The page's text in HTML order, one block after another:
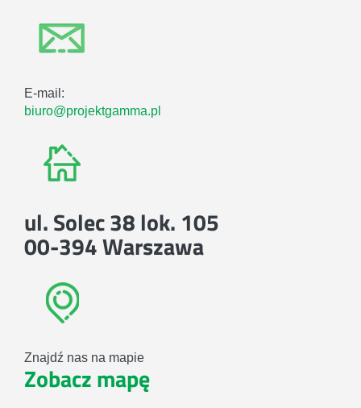
E-mail:
biuro@projektgamma.pl
ul. Solec 38 lok. 105
00-394 Warszawa
Znajdź nas na mapie
Zobacz mapę